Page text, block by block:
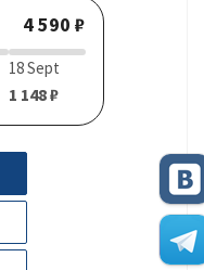
4 590 ₽
18 Sept
1 148 ₽